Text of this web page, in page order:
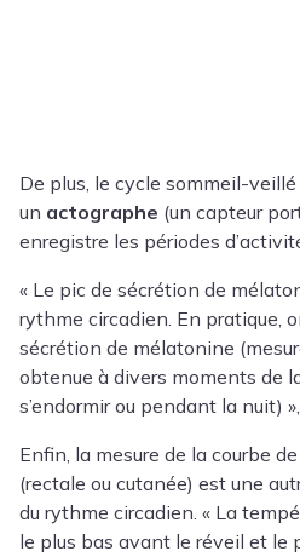
De plus, le cycle sommeil-
un actographe (un capteur
enregistre les périodes
« Le pic de sécrétion de
rythme circadien. En pratique,
sécrétion de mélatonine
obtenue à divers moments de
s’endormir ou pendant la nuit)
Enfin, la mesure de la courbe
(rectale ou cutanée) est une
du rythme circadien. « La
le plus bas avant le réveil et le